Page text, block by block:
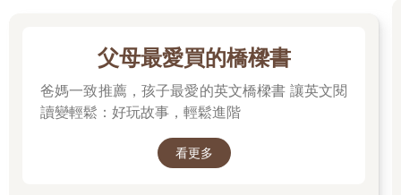
父母最愛買的橋樑書
爸媽一致推薦，孩子最愛的英文橋樑書 讓英文閱
讀變輕鬆：好玩故事，輕鬆進階
看更多